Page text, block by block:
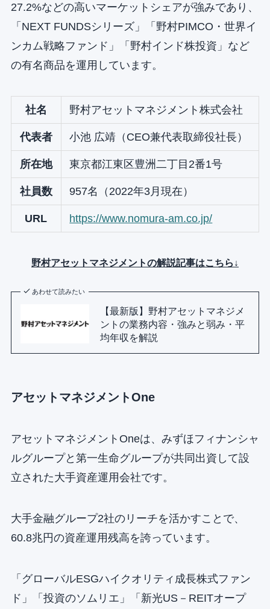
27.2%などの高いマーケットシェアが強みであり、
「NEXT FUNDSシリーズ」「野村PIMCO・世界イ
ンカム戦略ファンド」「野村インド株投資」など
の有名商品を運用しています。
社名 野村アセットマネジメント株式会社
代表者 小池 広靖（CEO兼代表取締役社長）
所在地 東京都江東区豊洲二丁目2番1号
社員数 957名（2022年3月現在）
URL https://www.nomura-am.co.jp/
野村アセットマネジメントの解説記事はこちら↓
あわせて読みたい
【最新版】野村アセットマネジメ
ントの業務内容・強みと弱み・平
均年収を解説
アセットマネジメントOne
アセットマネジメントOneは、みずほフィナンシャ
ルグループと第一生命グループが共同出資して設
立された大手資産運用会社です。
大手金融グループ2社のリーチを活かすことで、
60.8兆円の資産運用残高を誇っています。
「グローバルESGハイクオリティ成長株式ファン
ド」「投資のソムリエ」「新光US－REITオープ